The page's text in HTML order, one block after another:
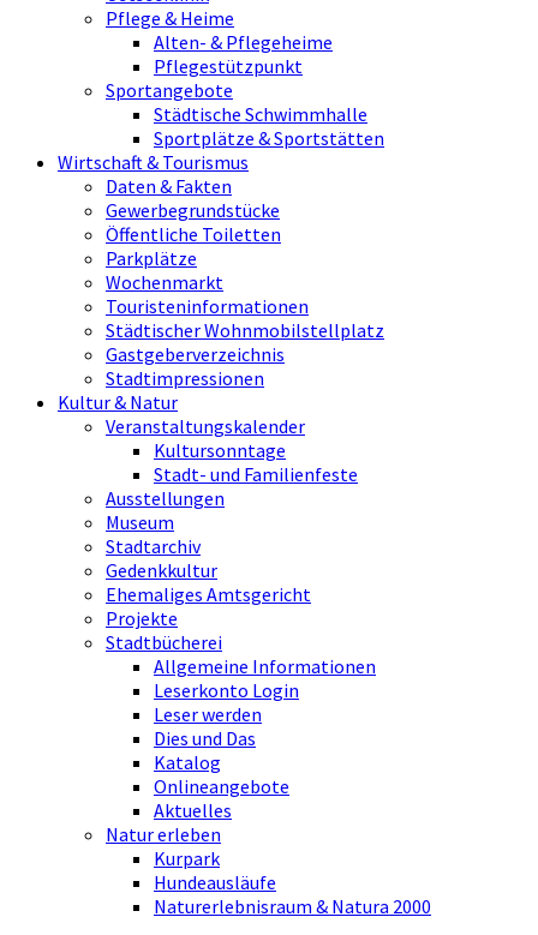
Pflege & Heime
Alten- & Pflegeheime
Pflegestützpunkt
Sportangebote
Städtische Schwimmhalle
Sportplätze & Sportstätten
Wirtschaft & Tourismus
Daten & Fakten
Gewerbegrundstücke
Öffentliche Toiletten
Parkplätze
Wochenmarkt
Touristeninformationen
Städtischer Wohnmobilstellplatz
Gastgeberverzeichnis
Stadtimpressionen
Kultur & Natur
Veranstaltungskalender
Kultursonntage
Stadt- und Familienfeste
Ausstellungen
Museum
Stadtarchiv
Gedenkkultur
Ehemaliges Amtsgericht
Projekte
Stadtbücherei
Allgemeine Informationen
Leserkonto Login
Leser werden
Dies und Das
Katalog
Onlineangebote
Aktuelles
Natur erleben
Kurpark
Hundeausläufe
Naturerlebnisraum & Natura 2000